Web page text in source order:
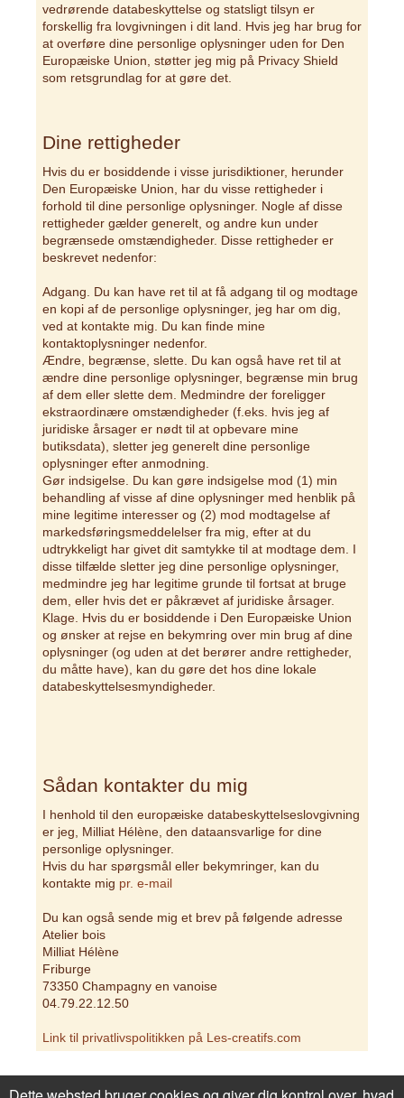
vedrørende databeskyttelse og statsligt tilsyn er
forskellig fra lovgivningen i dit land. Hvis jeg har brug for
at overføre dine personlige oplysninger uden for Den
Europæiske Union, støtter jeg mig på Privacy Shield
som retsgrundlag for at gøre det.
Dine rettigheder
Hvis du er bosiddende i visse jurisdiktioner, herunder
Den Europæiske Union, har du visse rettigheder i
forhold til dine personlige oplysninger. Nogle af disse
rettigheder gælder generelt, og andre kun under
begrænsede omstændigheder. Disse rettigheder er
beskrevet nedenfor:
Adgang. Du kan have ret til at få adgang til og modtage
en kopi af de personlige oplysninger, jeg har om dig,
ved at kontakte mig. Du kan finde mine
kontaktoplysninger nedenfor.
Ændre, begrænse, slette. Du kan også have ret til at
ændre dine personlige oplysninger, begrænse min brug
af dem eller slette dem. Medmindre der foreligger
ekstraordinære omstændigheder (f.eks. hvis jeg af
juridiske årsager er nødt til at opbevare mine
butiksdata), sletter jeg generelt dine personlige
oplysninger efter anmodning.
Gør indsigelse. Du kan gøre indsigelse mod (1) min
behandling af visse af dine oplysninger med henblik på
mine legitime interesser og (2) mod modtagelse af
markedsføringsmeddelelser fra mig, efter at du
udtrykkeligt har givet dit samtykke til at modtage dem. I
disse tilfælde sletter jeg dine personlige oplysninger,
medmindre jeg har legitime grunde til fortsat at bruge
dem, eller hvis det er påkrævet af juridiske årsager.
Klage. Hvis du er bosiddende i Den Europæiske Union
og ønsker at rejse en bekymring over min brug af dine
oplysninger (og uden at det berører andre rettigheder,
du måtte have), kan du gøre det hos dine lokale
databeskyttelsesmyndigheder.
Sådan kontakter du mig
I henhold til den europæiske databeskyttelseslovgivning
er jeg, Milliat Hélène, den dataansvarlige for dine
personlige oplysninger.
Hvis du har spørgsmål eller bekymringer, kan du
kontakte mig pr. e-mail
Du kan også sende mig et brev på følgende adresse
Atelier bois
Milliat Hélène
Friburge
73350 Champagny en vanoise
04.79.22.12.50
Link til privatlivspolitikken på Les-creatifs.com
Privatliv